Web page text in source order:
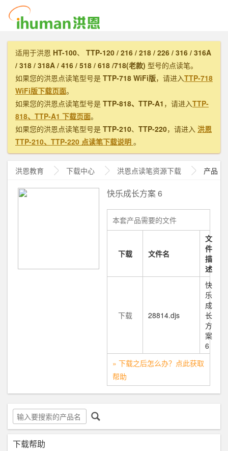
适用于洪恩 HT-100、 TTP-120 / 216 / 218 / 226 / 316 / 316A
/ 318 / 318A / 416 / 518 / 618 /718(老款) 型号的点读笔。
如果您的洪恩点读笔型号是 TTP-718 WiFi版，请进入TTP-718
WiFi版下载页面。
如果您的洪恩点读笔型号是 TTP-818、TTP-A1 ，请进入TTP-
818、TTP-A1 下载页面。
如果您的洪恩点读笔型号是 TTP-210、 TTP-220，请进入 洪恩
TTP-210、TTP-220 点读笔下载说明 。
洪恩教育 下载中心 洪恩点读笔资源下载 产品
快乐成长方案 6
本套产品需要的文件
下载 文件名
文
件
描
述
下载 28814.djs
快
乐
成
长
方
案
6
» 下载之后怎么办？点此获取
帮助
下载帮助